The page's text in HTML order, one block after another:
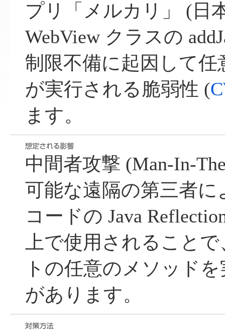
プリ「メルカリ」 (日
WebView クラスの
制限不備に起因して任
が実行される脆弱性 (
ます。
中間者攻撃 (Man-In-
可能な遠隔の第三者に
コードの Java
上で使用されることで
トの任意のメソッド
があります。